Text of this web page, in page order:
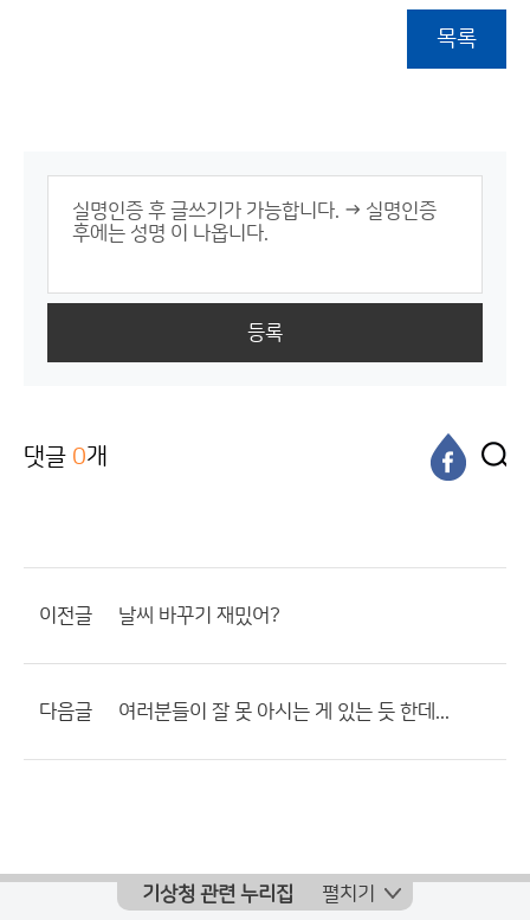
목록
등록
댓글 0개
이전글 날씨 바꾸기 재밌어?
다음글 여러분들이 잘 못 아시는 게 있는 듯 한데...
기상청 관련 누리집 펼치기